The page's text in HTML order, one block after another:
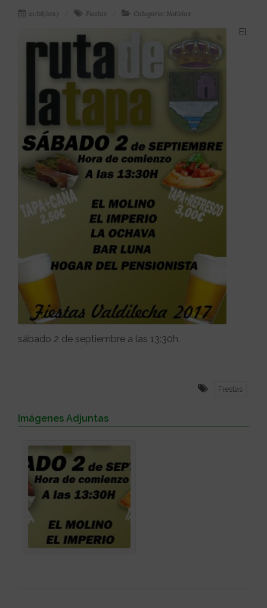
21/08/2017 Fiestas Categoría: Noticias
El
sábado 2 de septiembre a las 13:30h.
Fiestas
Imágenes Adjuntas